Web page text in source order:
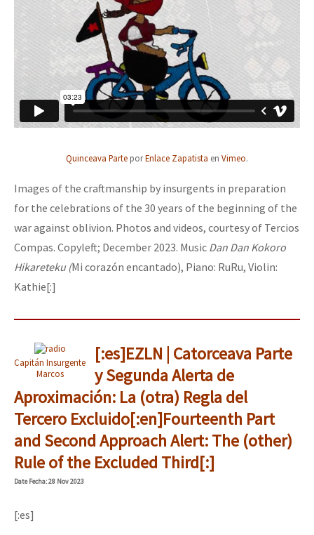
Quinceava Parte porEnlace Zapatista en Vimeo.
Images of the craftmanship by insurgents in preparation
for the celebrations of the 30 years of the beginning of the
war against oblivion. Photos and videos, courtesy of Tercios
Compas. Copyleft; December 2023. Music Dan Dan Kokoro
Hikareteku (Mi corazón encantado), Piano: RuRu, Violin:
Kathie[:]
Capitán Insurgente
Marcos
[:es]EZLN | Catorceava Parte
y Segunda Alerta de
Aproximación: La (otra) Regla del
Tercero Excluido[:en]Fourteenth Part
and Second Approach Alert: The (other)
Rule of the Excluded Third[:]
DateFecha: 28 Nov 2023
[:es]